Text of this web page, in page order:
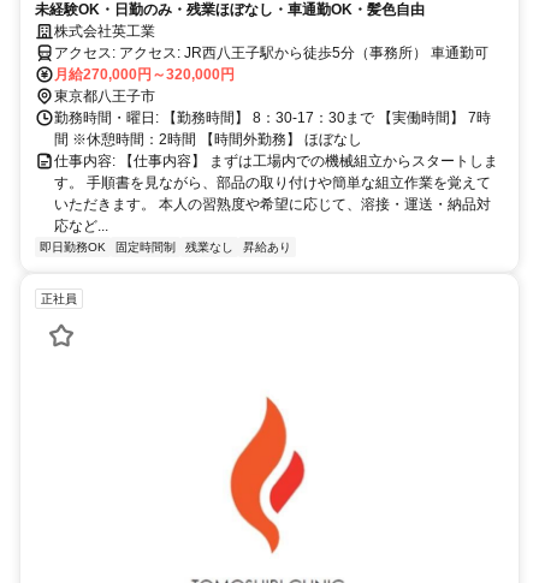
未経験OK・日勤のみ・残業ほぼなし・車通勤OK・髪色自由
株式会社英工業
アクセス: アクセス: JR西八王子駅から徒歩5分（事務所） 車通勤可
月給270,000円～320,000円
東京都八王子市
勤務時間・曜日: 【勤務時間】 8：30-17：30まで 【実働時間】 7時
間 ※休憩時間：2時間 【時間外勤務】 ほぼなし
仕事内容: 【仕事内容】 まずは工場内での機械組立からスタートしま
す。 手順書を見ながら、部品の取り付けや簡単な組立作業を覚えて
いただきます。 本人の習熟度や希望に応じて、溶接・運送・納品対
応など...
即日勤務OK 固定時間制 残業なし 昇給あり
正社員